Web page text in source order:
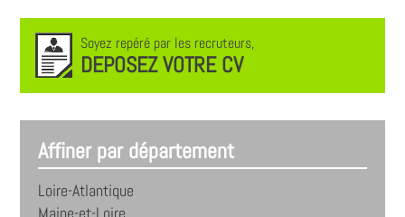
Soyez repéré par les recruteurs,
DEPOSEZ VOTRE CV
Affiner par département
Loire-Atlantique